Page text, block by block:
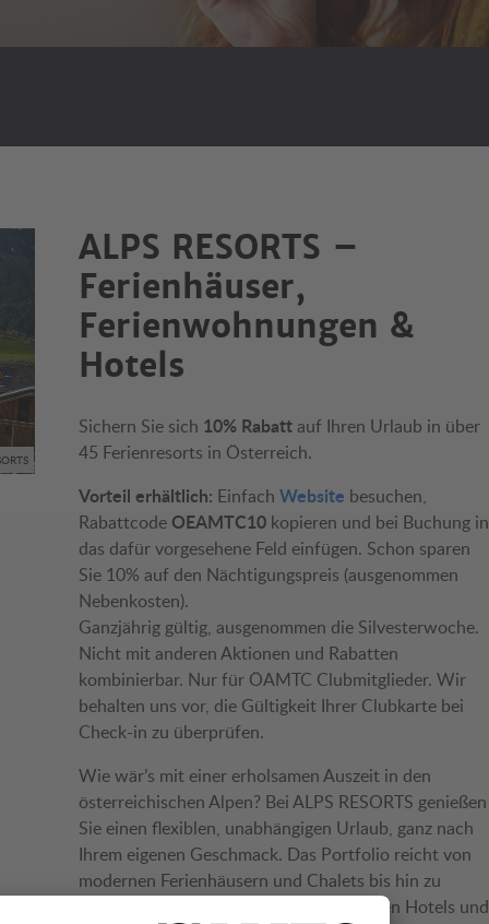
ALPS RESORTS –
Ferienhäuser,
Ferienwohnungen &
Hotels
Sichern Sie sich 10% Rabattauf Ihren Urlaub in über
45 Ferienresorts in Österreich.
Vorteil erhältlich: Einfach Website besuchen,
Rabattcode OEAMTC10 kopieren und bei Buchung in
das dafür vorgesehene Feld einfügen. Schon sparen
Sie 10% auf den Nächtigungspreis (ausgenommen
Nebenkosten).
Ganzjährig gültig, ausgenommen die Silvesterwoche.
Nicht mit anderen Aktionen und Rabatten
kombinierbar. Nur für ÖAMTC Clubmitglieder. Wir
behalten uns vor, die Gültigkeit Ihrer Clubkarte bei
Check-in zu überprüfen.
Wie wär’s mit einer erholsamen Auszeit in den
österreichischen Alpen? Bei ALPS RESORTS genießen
Sie einen flexiblen, unabhängigen Urlaub, ganz nach
Ihrem eigenen Geschmack. Das Portfolio reicht von
modernen Ferienhäusern und Chalets bis hin zu
gemütlichen Ferienwohnungen, modernen Hotels und